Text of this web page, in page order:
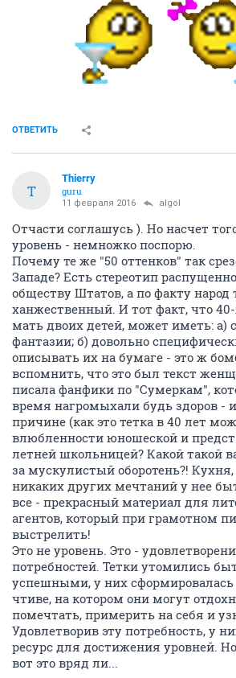
ОТВЕТИТЬ
T
Thierry
guru
11 февраля 2016 аlgоl
Отчасти соглашусь ). Но насчет
уровень - немножко поспорю.
Почему те же "50 оттенков" так
Западе? Есть стереотип
обществу Штатов, а по факту народ
ханжественный. И тот факт, что
мать двоих детей, может иметь: а)
фантазии; б) довольно
описывать их на бумаге - это ж
вспомнить, что это был текст
писала фанфики по "Сумеркам",
время нагромыхали будь здоров -
причине (как это тетка в 40 лет
влюбленности юношеской и
летней школьницей? Какой такой
за мускулистый оборотень?!
никаких других мечтаний у нее
все - прекрасный материал для
агентов, который при грамотном
выстрелить!
Это не уровень. Это -
потребностей. Тетки утомились
успешными, у них сформировалась
чтиве, на котором они могут
помечтать, примерить на себя и
Удовлетворив эту потребность, у
ресурс для достижения уровней.
вот это вряд ли...